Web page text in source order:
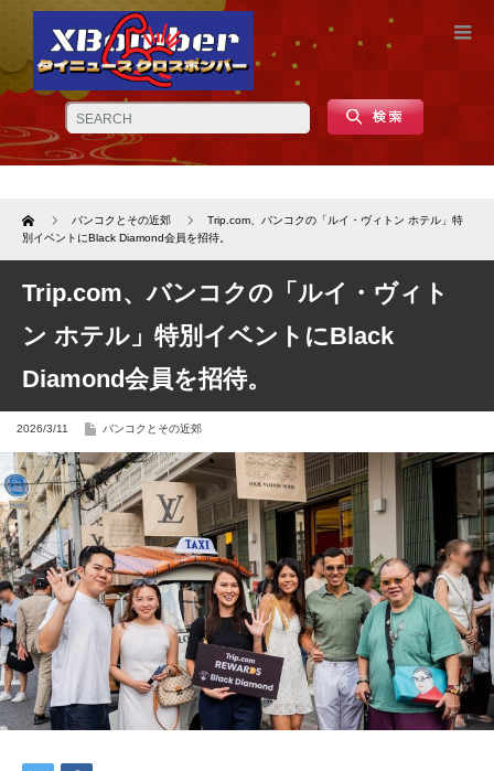
Home バンコクとその近郊
Trip.com、バンコクの「ルイ・ヴィトン ホテル」特
別イベントにBlack Diamond会員を招待。
Trip.com、バンコクの「ルイ・ヴィト
ン ホテル」特別イベントにBlack
Diamond会員を招待。
2026/3/11 バンコクとその近郊